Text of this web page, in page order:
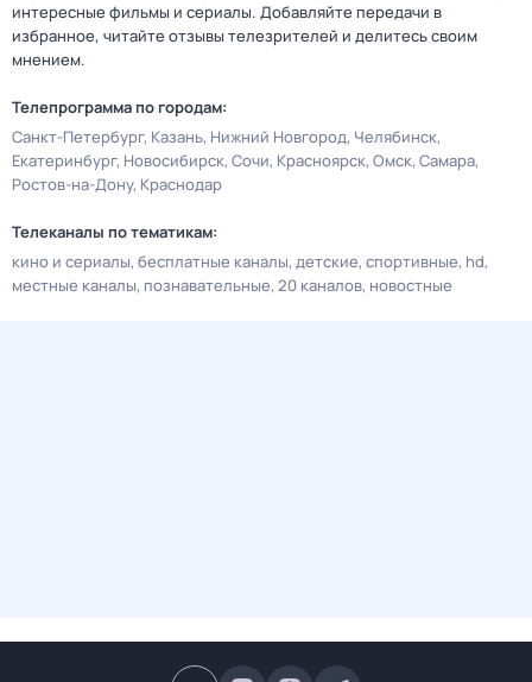
интересные фильмы и сериалы. Добавляйте передачи в
избранное, читайте отзывы телезрителей и делитесь своим
мнением.
Телепрограмма по городам:
Санкт-Петербург Казань Нижний Новгород Челябинск
Екатеринбург Новосибирск Сочи Красноярск Омск Самара
Ростов-на-Дону Краснодар
Телеканалы по тематикам:
кино и сериалы бесплатные каналы детские спортивные hd
местные каналы познавательные 20 каналов новостные